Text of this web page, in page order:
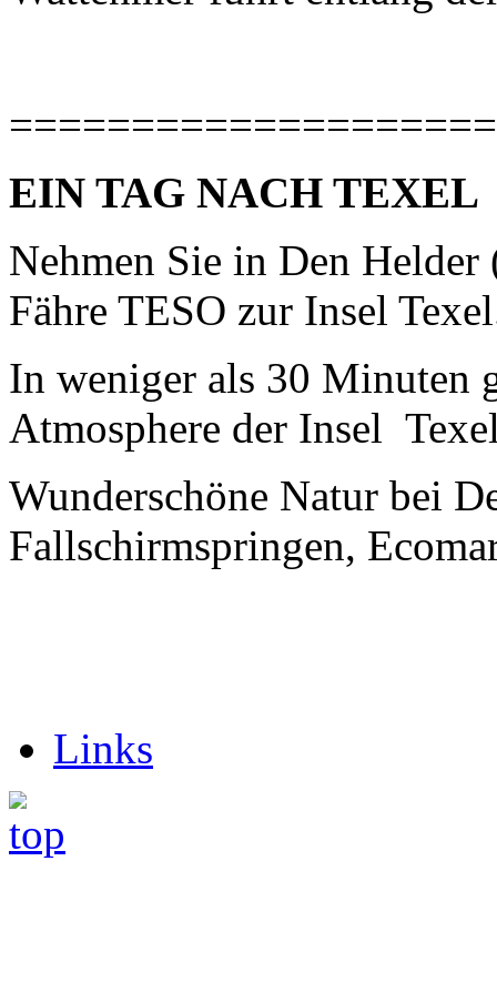
EIN TAG NACH TEXEL
Nehmen Sie in Den
Fähre TESO zur Insel
In weniger als 30 Minuten
Atmosphere der Insel
Wunderschöne Natur bei
Fallschirmspringen,
Links